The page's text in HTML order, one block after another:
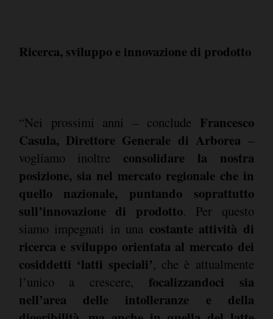
Ricerca, sviluppo e innovazione di prodotto
“Nei prossimi anni – conclude Francesco
Casula, Direttore Generale di Arborea –
vogliamo inoltre consolidare la nostra
posizione, sia nel mercato regionale che in
quello nazionale, puntando soprattutto
sull’innovazione di prodotto. Per questo
siamo impegnati in una costante attività di
ricerca e sviluppo orientata al mercato dei
cosiddetti ‘latti speciali’, che è attualmente
l’unico a crescere, focalizzandoci sia
nell’area delle intolleranze e della